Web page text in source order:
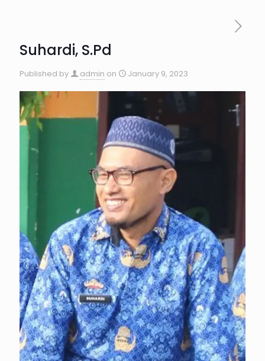
Suhardi, S.Pd
Published by admin on January 9, 2023